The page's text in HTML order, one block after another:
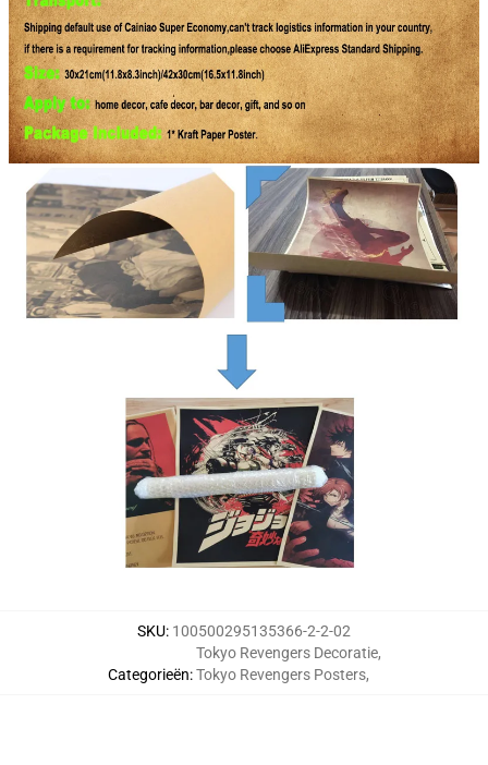
SKU: 100500295135366-2-2-02
Categorieën:
Tokyo Revengers Decoratie,
Tokyo Revengers Posters,